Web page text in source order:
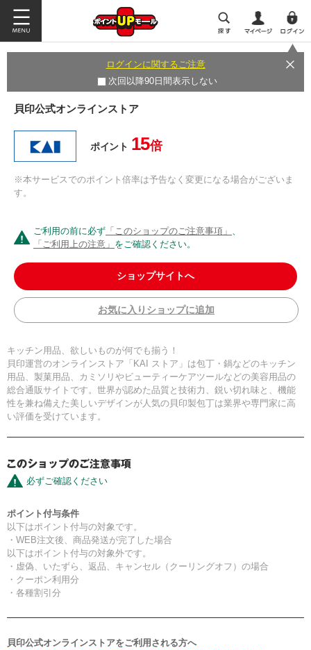
ログインに関するご注意
次回以降90日間表示しない
貝印公式オンラインストア
ポイント 15倍
※本サービスでのポイント倍率は予告なく変更になる場合がございま
す。
ご利用の前に必ず 「このショップのご注意事項」 、
「ご利用上の注意」 をご確認ください。
ショップサイトへ
お気に入りショップに追加
キッチン用品、欲しいものが何でも揃う！
貝印運営のオンラインストア「KAI ストア」は包丁・鍋などのキッチン
用品、製菓用品、カミソリやビューティーケアツールなどの美容用品の
総合通販サイトです。世界が認めた品質と技術力、鋭い切れ味と、機能
性を兼ね備えた美しいデザインが人気の貝印製包丁は業界や専門家に高
い評価を受けています。
必ずご確認ください
ポイント付与条件
以下はポイント付与の対象です。
・WEB注文後、商品発送が完了した場合
以下はポイント付与の対象外です。
・虚偽、いたずら、返品、キャンセル（クーリングオフ）の場合
・クーポン利用分
・各種割引分
貝印公式オンラインストアをご利用される方へ